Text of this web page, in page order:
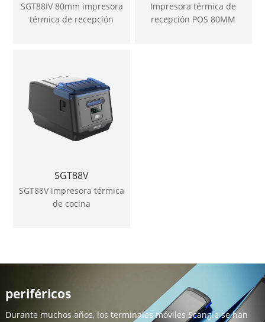
SGT88IV 80mm impresora
térmica de recepción
Impresora térmica de
recepción POS 80MM
SGT88V
SGT88V impresora térmica
de cocina
periféricos
Durante muchos años, los terminales móviles Scangle se han